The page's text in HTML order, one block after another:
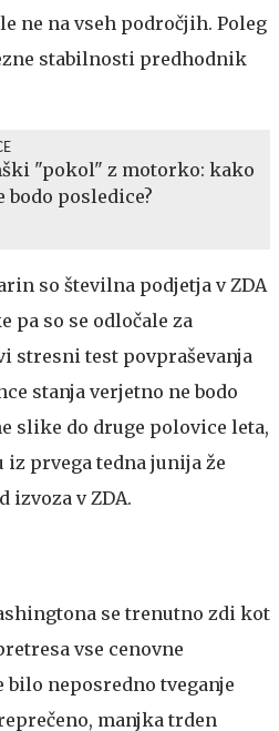
ne na vseh področjih. Poleg
stabilnosti predhodnik
"pokol" z motorko: kako
bodo posledice?
so številna podjetja v ZDA
pa so se odločale za
stresni test povpraševanja
stanja verjetno ne bodo
slike do druge polovice leta,
prvega tedna junija že
izvoza v ZDA.
se trenutno zdi kot
vse cenovne
bilo neposredno tveganje
manjka trden